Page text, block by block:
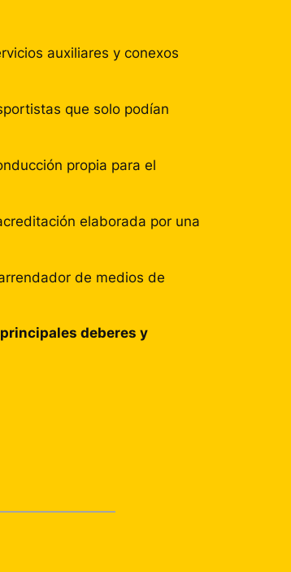
auxiliares y conexos
que solo podían
propia para el
elaborada por una
de medios de
deberes y